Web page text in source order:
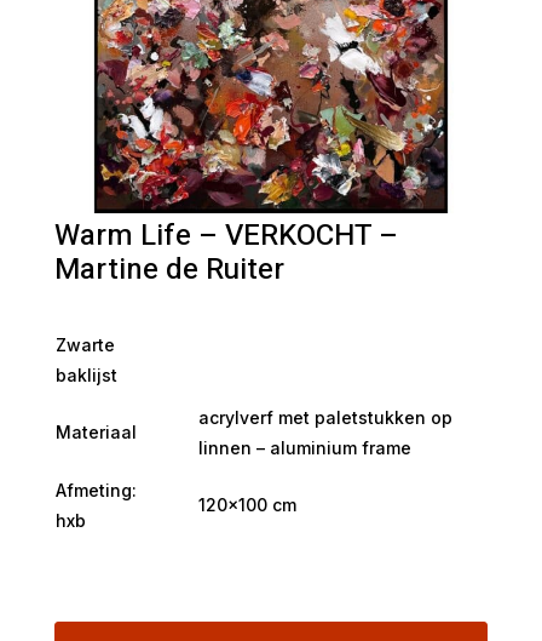
Warm Life – VERKOCHT –
Martine de Ruiter
Zwarte
baklijst
Materiaal
acrylverf met paletstukken op
linnen – aluminium frame
Afmeting:
hxb
120×100 cm